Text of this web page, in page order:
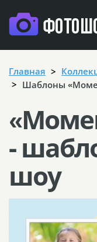
Главная
Шаблоны
-
шоу